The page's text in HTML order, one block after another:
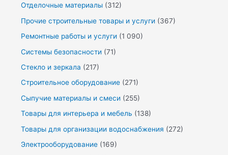
Отделочные материалы (312)
Прочие строительные товары и услуги (367)
Ремонтные работы и услуги (1 090)
Системы безопасности (71)
Стекло и зеркала (217)
Строительное оборудование (271)
Сыпучие материалы и смеси (255)
Товары для интерьера и мебель (138)
Товары для организации водоснабжения (272)
Электрооборудование (169)